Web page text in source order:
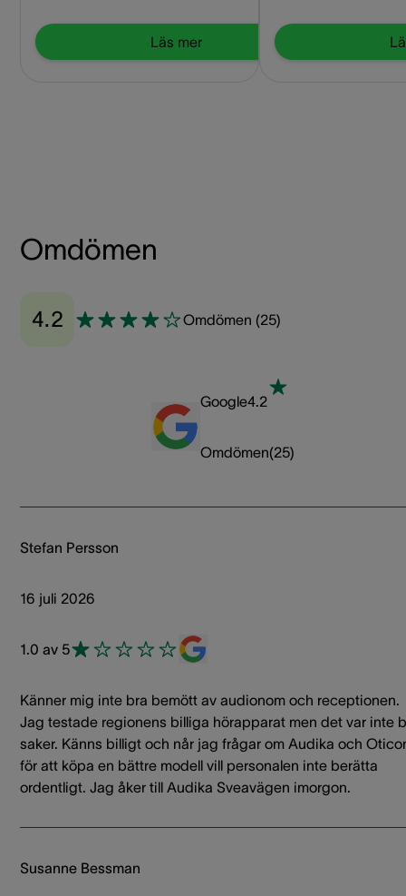
Läs mer
Omdömen
4.2 Omdömen (25)
Google4.2
Omdömen(25)
Stefan Persson
16 juli 2026
1.0 av 5
Känner mig inte bra bemött av audionom och receptionen.
Jag testade regionens billiga hörapparat men det var inte
saker. Känns billigt och når jag frågar om Audika och
för att köpa en bättre modell vill personalen inte berätta
ordentligt. Jag åker till Audika Sveavägen imorgon.
Susanne Bessman